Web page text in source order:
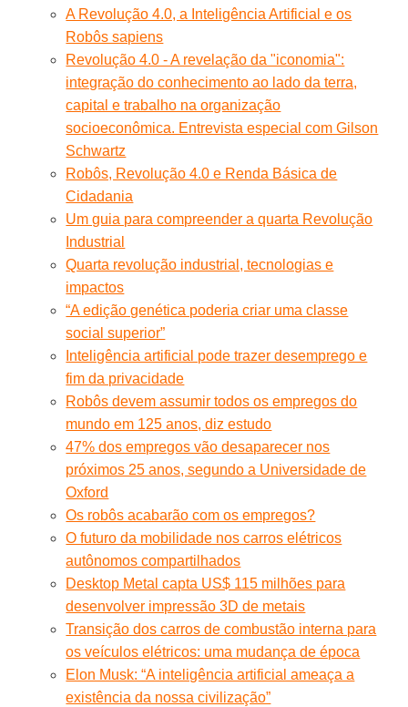
A Revolução 4.0, a Inteligência Artificial e os
Robôs sapiens
Revolução 4.0 - A revelação da "iconomia":
integração do conhecimento ao lado da terra,
capital e trabalho na organização
socioeconômica. Entrevista especial com Gilson
Schwartz
Robôs, Revolução 4.0 e Renda Básica de
Cidadania
Um guia para compreender a quarta Revolução
Industrial
Quarta revolução industrial, tecnologias e
impactos
“A edição genética poderia criar uma classe
social superior”
Inteligência artificial pode trazer desemprego e
fim da privacidade
Robôs devem assumir todos os empregos do
mundo em 125 anos, diz estudo
47% dos empregos vão desaparecer nos
próximos 25 anos, segundo a Universidade de
Oxford
Os robôs acabarão com os empregos?
O futuro da mobilidade nos carros elétricos
autônomos compartilhados
Desktop Metal capta US$ 115 milhões para
desenvolver impressão 3D de metais
Transição dos carros de combustão interna para
os veículos elétricos: uma mudança de época
Elon Musk: “A inteligência artificial ameaça a
existência da nossa civilização”